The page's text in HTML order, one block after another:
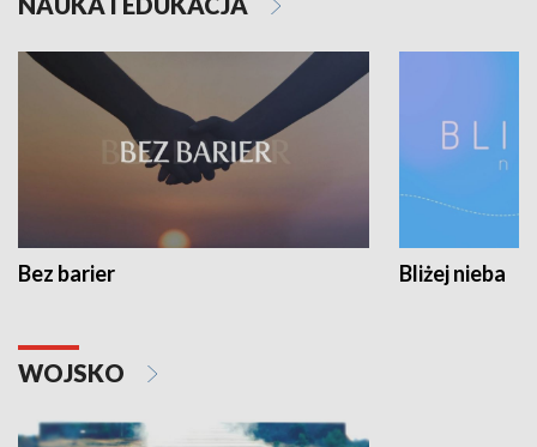
Bez barier Bliżej nieba
WOJSKO